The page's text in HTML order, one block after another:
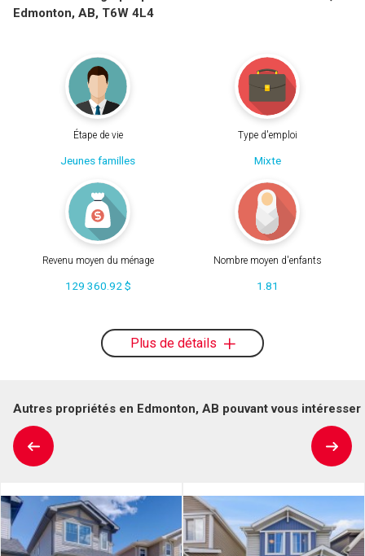
Edmonton, AB, T6W 4L4
Étape de vie
Jeunes familles
Type d'emploi
Mixte
Revenu moyen du ménage
129 360.92 $
Nombre moyen d'enfants
1.81
Plus de détails
Autres propriétés en Edmonton, AB pouvant vous intéresser